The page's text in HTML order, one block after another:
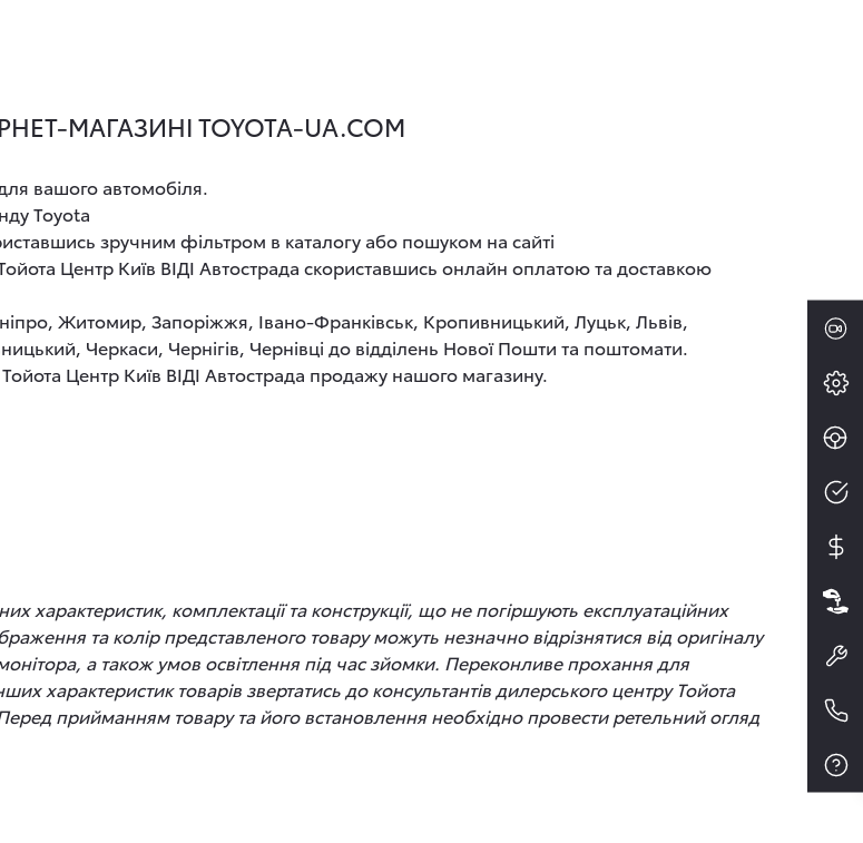
МАГАЗИНІ TOYOTA-UA.COM
вашого автомобіля.
Toyota
зручним фільтром в каталогу або пошуком на сайті
Центр Київ ВІДІ Автострада скориставшись онлайн оплатою та доставкою
Житомир, Запоріжжя, Івано-Франківськ, Кропивницький, Луцьк, Львів,
Черкаси, Чернігів, Чернівці до відділень Нової Пошти та поштомати.
Центр Київ ВІДІ Автострада продажу нашого магазину.
комплектації та конструкції, що не погіршують експлуатаційних
та колір представленого товару можуть незначно відрізнятися від оригіналу
а також умов освітлення під час зйомки. Переконливе прохання для
характеристик товарів звертатись до консультантів дилерського центру Тойота
прийманням товару та його встановлення необхідно провести ретельний огляд